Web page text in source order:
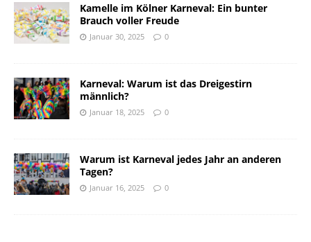
Kamelle im Kölner Karneval: Ein bunter
Brauch voller Freude
Januar 30, 2025 0
Karneval: Warum ist das Dreigestirn
männlich?
Januar 18, 2025 0
Warum ist Karneval jedes Jahr an anderen
Tagen?
Januar 16, 2025 0